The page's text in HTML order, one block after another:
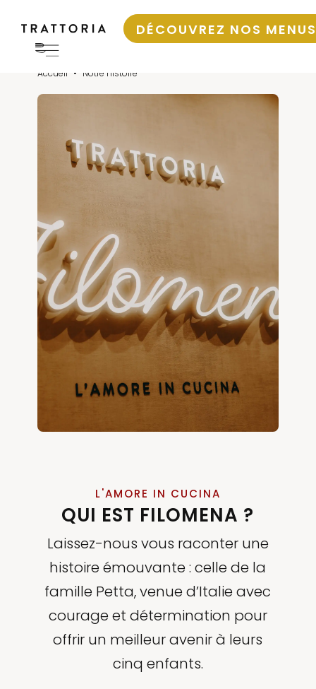
DÉCOUVREZ NOS
Accueil • Notre histoire
L'AMORE IN CUCINA
QUI EST FILOMENA ?
Laissez-nous vous raconter une
histoire émouvante : celle de la
famille Petta, venue d’Italie avec
courage et détermination pour
offrir un meilleur avenir à leurs
cinq enfants.